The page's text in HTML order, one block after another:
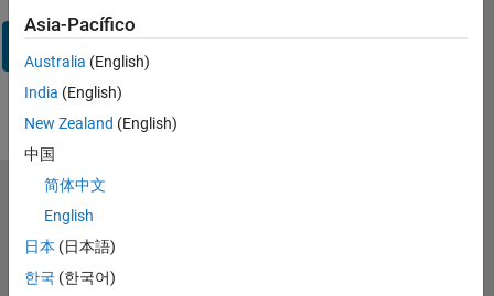
Iniciar
sesión
Asia-Pacífico
Australia (English)
India (English)
New Zealand (English)
中国
简体中文
English
日本 (日本語)
한국 (한국어)
Seleccione un país/idioma
América
Latina